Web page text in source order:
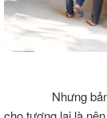
Nhưng bản